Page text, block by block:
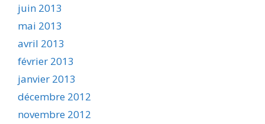
juin 2013
mai 2013
avril 2013
février 2013
janvier 2013
décembre 2012
novembre 2012